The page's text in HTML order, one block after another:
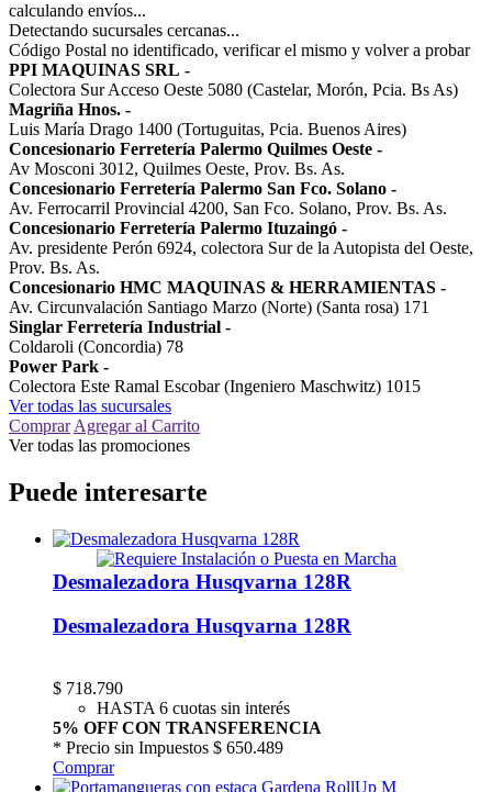
calculando envíos...
Detectando sucursales cercanas...
Código Postal no identificado, verificar el mismo y volver a probar
PPI MAQUINAS SRL -
Colectora Sur Acceso Oeste 5080 (Castelar, Morón, Pcia. Bs As)
Magriña Hnos. -
Luis María Drago 1400 (Tortuguitas, Pcia. Buenos Aires)
Concesionario Ferretería Palermo Quilmes Oeste -
Av Mosconi 3012, Quilmes Oeste, Prov. Bs. As.
Concesionario Ferretería Palermo San Fco. Solano -
Av. Ferrocarril Provincial 4200, San Fco. Solano, Prov. Bs. As.
Concesionario Ferretería Palermo Ituzaingó -
Av. presidente Perón 6924, colectora Sur de la Autopista del Oeste,
Prov. Bs. As.
Concesionario HMC MAQUINAS & HERRAMIENTAS -
Av. Circunvalación Santiago Marzo (Norte) (Santa rosa) 171
Singlar Ferretería Industrial -
Coldaroli (Concordia) 78
Power Park -
Colectora Este Ramal Escobar (Ingeniero Maschwitz) 1015
Ver todas las sucursales
Comprar Agregar al Carrito
Ver todas las promociones
Puede interesarte
Desmalezadora Husqvarna 128R
Desmalezadora Husqvarna 128R
$ 718.790
HASTA 6 cuotas sin interés
5% OFF CON TRANSFERENCIA
* Precio sin Impuestos $ 650.489
Comprar